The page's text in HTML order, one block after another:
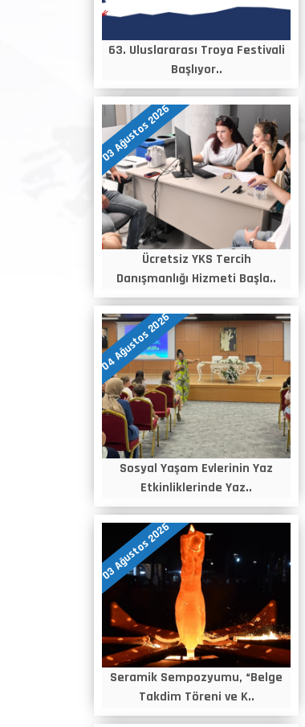
63. Uluslararası Troya Festivali
Başlıyor..
03 Ağustos 2026
Ücretsiz YKS Tercih
Danışmanlığı Hizmeti Başla..
04 Ağustos 2026
Sosyal Yaşam Evlerinin Yaz
Etkinliklerinde Yaz..
03 Ağustos 2026
Seramik Sempozyumu, “Belge
Takdim Töreni ve K..